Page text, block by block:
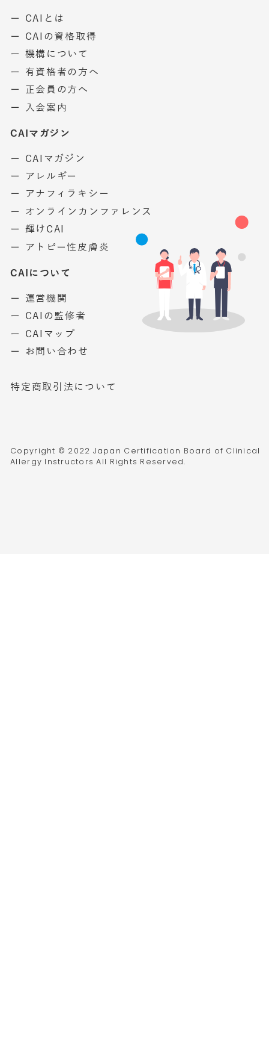
ー CAIとは
ー CAIの資格取得
ー 機構について
ー 有資格者の方へ
ー 正会員の方へ
ー 入会案内
CAIマガジン
ー CAIマガジン
ー アレルギー
ー アナフィラキシー
ー オンラインカンファレンス
ー 輝けCAI
ー アトピー性皮膚炎
CAIについて
ー 運営機関
ー CAIの監修者
ー CAIマップ
ー お問い合わせ
特定商取引法について
Copyright © 2022 Japan Certification Board of Clinical
Allergy Instructors All Rights Reserved.